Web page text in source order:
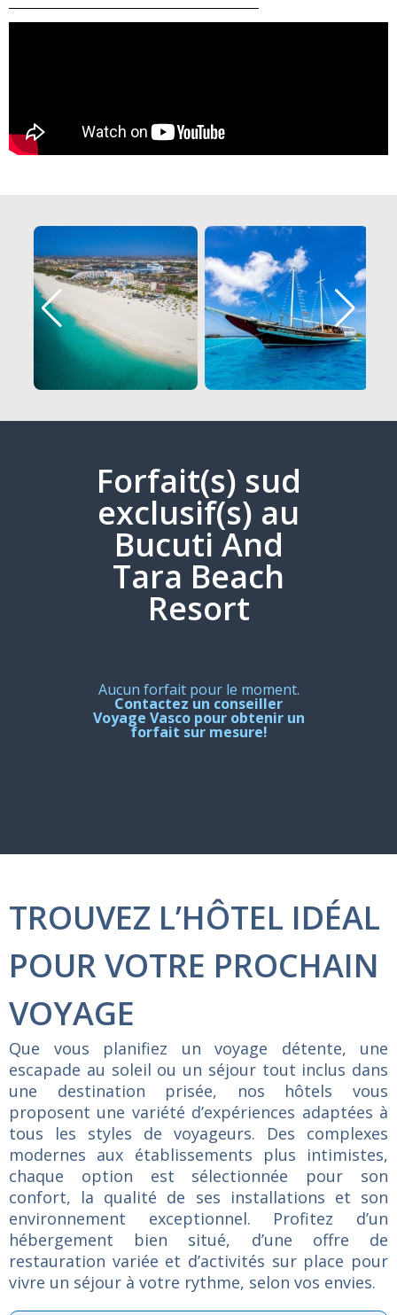
Forfait(s) sud
exclusif(s) au
Bucuti And
Tara Beach
Resort
Aucun forfait pour le moment.
Contactez un conseiller
Voyage Vasco pour obtenir un
forfait sur mesure!
TROUVEZ L’HÔTEL IDÉAL
POUR VOTRE PROCHAIN
VOYAGE
Que vous planifiez un voyage détente, une
escapade au soleil ou un séjour tout inclus dans
une destination prisée, nos hôtelsvous
proposent une variété d’expériences adaptées à
tous les styles de voyageurs. Des complexes
modernes aux établissements plus intimistes,
chaque option est sélectionnée pour son
confort, la qualité de ses installations et son
environnement exceptionnel. Profitez d’un
hébergement bien situé, d’une offre de
restauration variée et d’activités sur place pour
vivre un séjour à votre rythme, selon vos envies.